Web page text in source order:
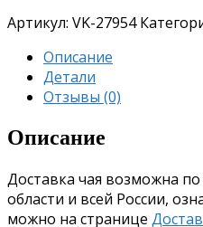
Артикул: VK-27954
Описание
Детали
Отзывы (0)
Описание
Доставка чая возможна
области и всей России,
можно на странице